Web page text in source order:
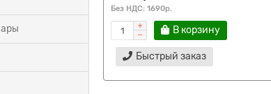
Без НДС: 1690р.
В корзину
Быстрый заказ